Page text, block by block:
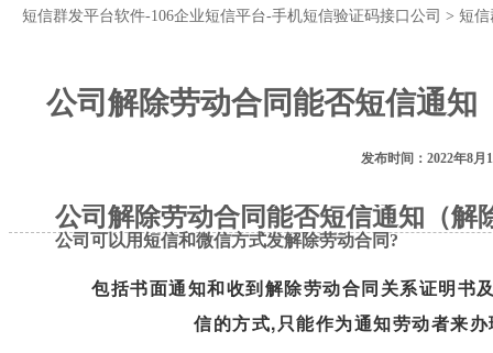
短信群发平台软件-106企业短信平台-手机短信验证码接口公司 > 短
公司解除劳动合同能否短信通
发布时间：2022年8月
公司解除劳动合同能否短信通知（解
公司可以用短信和微信方式发解除劳动合同?
包括书面通知和收到解除劳动合同关系证明书
信的方式,只能作为通知劳动者来